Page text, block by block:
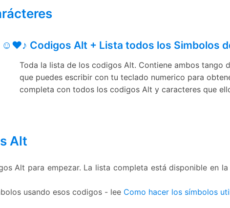
☺♥♪ Codigos Alt + Lista todos los Simbolos
Toda la lista de los codigos Alt. Contiene ambos tango
que puedes escribir con tu teclado numerico para
completa con todos los codigos Alt y caracteres que
Alt
Alt para empezar. La lista completa está disponible en la
usando esos codigos - lee Como hacer los símbolos